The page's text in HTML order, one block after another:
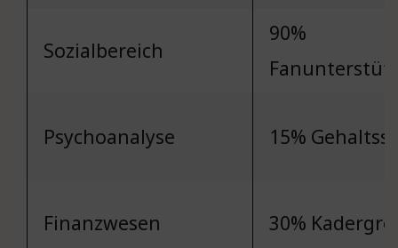
Sozialbereich
90%
Psychoanalyse 15%
Finanzwesen 30%